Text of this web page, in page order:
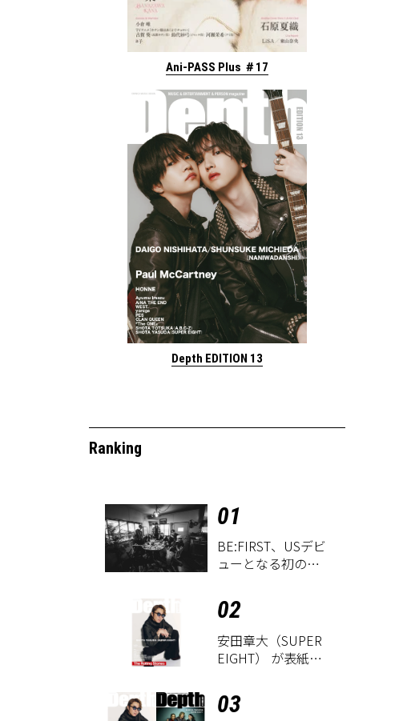
Ani-PASS Plus ＃17
Depth EDITION 13
Ranking
01
BE:FIRST、USデビ
ューとなる初のグ
EP『WATCH ME』
が9月18日にリリー
ス決定！
02
安田章大（SUPER
EIGHT） が表紙に
EDITION 14』が8
月18日に発売
03